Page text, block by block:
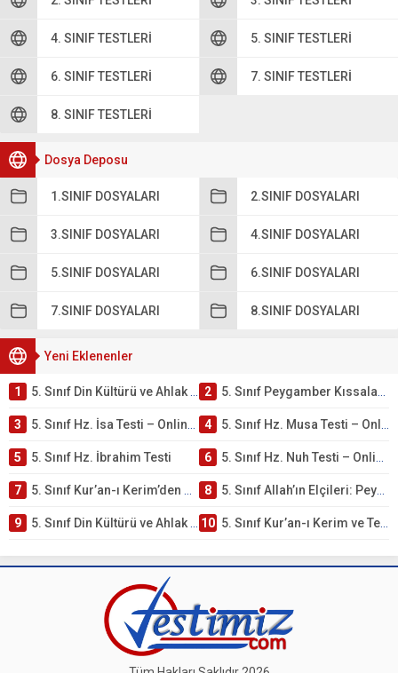
4. SINIF TESTLERI 5. SINIF TESTLERI
6. SINIF TESTLERI 7. SINIF TESTLERI
8. SINIF TESTLERI
Dosya Deposu
1.SINIF DOSYALARI 2.SINIF DOSYALARI
3.SINIF DOSYALARI 4.SINIF DOSYALARI
5.SINIF DOSYALARI 6.SINIF DOSYALARI
7.SINIF DOSYALARI 8.SINIF DOSYALARI
Yeni Eklenenler
1 5. Sınıf Din Kültürü ve Ahlak Bilgisi 4. Ünite: Peygamber Kıssaları Çalışmaları 2 5. Sınıf Peygamber Kıssaları Ünite Testi – Online Çöz
3 5. Sınıf Hz. İsa Testi – Online Çöz 4 5. Sınıf Hz. Musa Testi – Online Çöz
5 5. Sınıf Hz. İbrahim Testi 6 5. Sınıf Hz. Nuh Testi – Online Çöz
7 5. Sınıf Kur’an-ı Kerim’den Öğütler – Peygamber Kıssaları Testi – Online Çöz 8 5. Sınıf Allah’ın Elçileri: Peygamberler Testi – Online Çöz
9 5. Sınıf Din Kültürü ve Ahlak Bilgisi 3. Ünite: Kur’an-ı Kerim Çalışmaları 10 5. Sınıf Kur’an-ı Kerim ve Temel Özellikleri Testi – Online Çöz